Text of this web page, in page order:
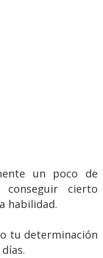
un poco de
cierto
habilidad.
tu determinación